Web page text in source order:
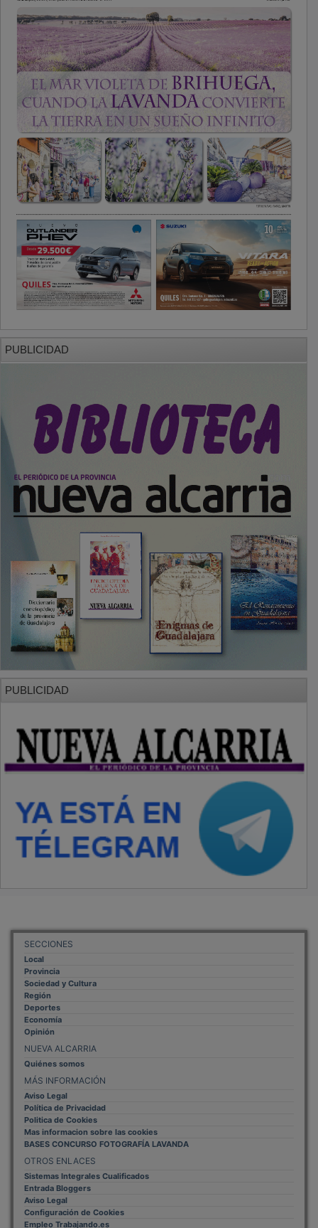
SECCIONES
Local
Provincia
Sociedad y Cultura
Región
Deportes
Economía
Opinión
NUEVA ALCARRIA
Quiénes somos
MÁS INFORMACIÓN
Aviso Legal
Política de Privacidad
Politica de Cookies
Mas informacion sobre las cookies
BASES CONCURSO FOTOGRAFÍA LAVANDA
OTROS ENLACES
Sistemas Integrales Cualificados
Entrada Bloggers
Aviso Legal
Configuración de Cookies
Empleo Trabajando.es